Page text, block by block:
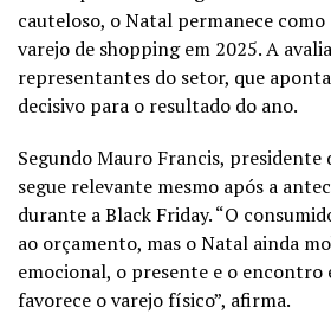
cauteloso, o Natal permanece
varejo de shopping em 2025. A
representantes do setor, que
decisivo para o resultado do ano.
Segundo Mauro Francis, presidente
segue relevante mesmo após a
durante a Black Friday. “O
ao orçamento, mas o Natal ainda
emocional, o presente e o encontro
favorece o varejo físico”, afirma.